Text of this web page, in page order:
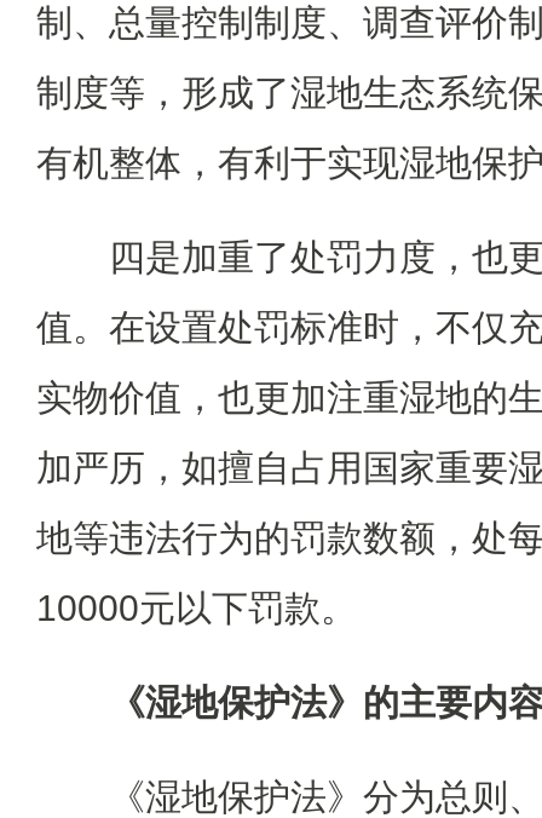
制、总量控制制度、调查评价
制度等，形成了湿地生态系统
有机整体，有利于实现湿地保
四是加重了处罚力度，也
值。在设置处罚标准时，不仅
实物价值，也更加注重湿地的
加严历，如擅自占用国家重要
地等违法行为的罚款数额，处
10000元以下罚款。
《湿地保护法》的主要内
《湿地保护法》分为总则